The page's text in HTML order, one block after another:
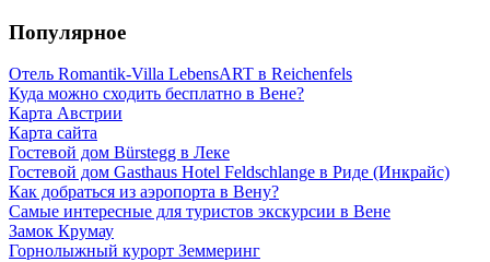
Популярное
Отель Romantik-Villa LebensART в Reichenfels
Куда можно сходить бесплатно в Вене?
Карта Австрии
Карта сайта
Гостевой дом Bürstegg в Леке
Гостевой дом Gasthaus Hotel Feldschlange в Риде (Инкрайс)
Как добраться из аэропорта в Вену?
Самые интересные для туристов экскурсии в Вене
Замок Крумау
Горнолыжный курорт Земмеринг